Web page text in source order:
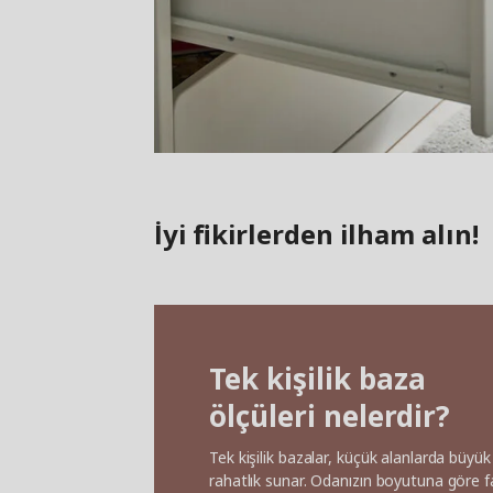
İyi fikirlerden ilham alın!
Tek kişilik baza
ölçüleri nelerdir?
Tek kişilik bazalar, küçük alanlarda büyük
rahatlık sunar. Odanızın boyutuna göre